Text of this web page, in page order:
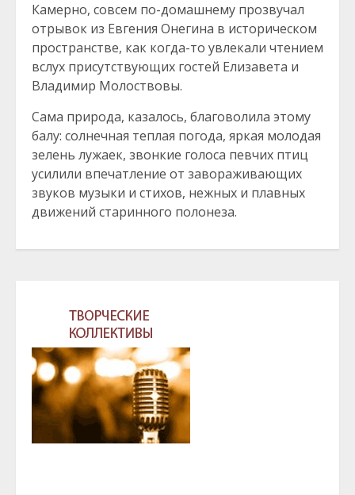
Камерно, совсем по-домашнему прозвучал
отрывок из Евгения Онегина в историческом
пространстве, как когда-то увлекали чтением
вслух присутствующих гостей Елизавета и
Владимир Молоствовы.
Сама природа, казалось, благоволила этому
балу: солнечная теплая погода, яркая молодая
зелень лужаек, звонкие голоса певчих птиц
усилили впечатление от завораживающих
звуков музыки и стихов, нежных и плавных
движений старинного полонеза.